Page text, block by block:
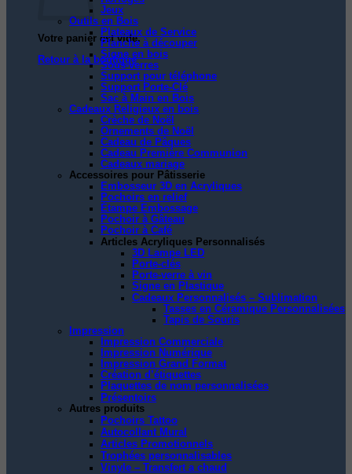
Votre panier est vide.
Retour à la boutique
Jeux
Outils en Bois
Plateaux de Service
Planche à découper
Signe en bois
Sous-verres
Support pour téléphone
Support Porte-Clé
Sac à Main en Bois
Cadeaux Religieux en bois
Crèche de Noël
Ornements de Noël
Cadeau de Pâques
Cadeau Première Communion
Cadeaux mariage
Accessoires pour Pâtisserie
Embosseur 3D en Acryliques
Pochoirs en relief
Étampe Embossage
Pochoir à Gâteau
Pochoir à Café
Articles Acryliques Personnalisés
3D Lampe LED
Porte-clés
Porte-verre à vin
Signe en Plastique
Cadeaux Personnalisés – Sublimation
Tasses en Céramique Personnalisées
Tapis de Souris
Impression
Impression Commerciale
Impression Numérique
Impression Grand Format
Création d’étiquettes
Plaquettes de nom personnalisées
Présentoirs
Autres produits
Pochoirs Tattoo
Autocollant Mural
Articles Promotionnels
Trophées personnalisables
Vinyle – Transfert a chaud